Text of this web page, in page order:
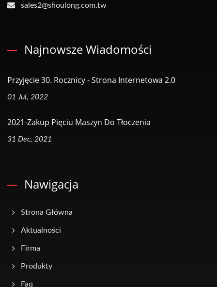
sales2@shoulong.com.tw
Najnowsze Wiadomości
Przyjęcie 30. Rocznicy - Strona Internetowa 2.0
01 Jul, 2022
2021-Zakup Pięciu Maszyn Do Tłoczenia
31 Dec, 2021
Nawigacja
Strona Główna
Aktualności
Firma
Produkty
Faq